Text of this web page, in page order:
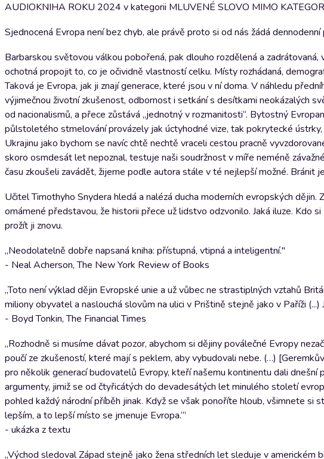
AUDIOKNIHA ROKU 2024 v kategorii MLUVENÉ SLOVO MIMO
Sjednocená Evropa není bez chyb, ale právě proto si od nás žádá dennodenní
Barbarskou světovou válkou pobořená, pak dlouho rozdělená a
ochotná propojit to, co je očividně vlastností celku. Místy rozhádaná,
Taková je Evropa, jak ji znají generace, které jsou v ní doma. V náhledu
výjimečnou životní zkušenost, odbornost i setkání s desítkami neokázalých
od nacionalismů, a přece zůstává „jednotný v rozmanitosti“. Bytostný
půlstoletého stmelování provázely jak úctyhodné vize, tak pokrytecké
Ukrajinu jako bychom se navíc chtě nechtě vraceli cestou pracně
skoro osmdesát let nepoznal, testuje naši soudržnost v míře neméně
času zkoušeli zavádět, žijeme podle autora stále v té nejlepší možné. Bránit
Učitel Timothyho Snydera hledá a nalézá ducha moderních evropských
omámené představou, že historii přece už lidstvo odzvonilo. Jaká iluze. Kdo
prožít ji znovu.
„Neodolatelně dobře napsaná kniha: přístupná, vtipná a inteligentní."
- Neal Acherson, The New York Review of Books
„Toto není výklad dějin Evropské unie a už vůbec ne strastiplných vztahů
miliony obyvatel a naslouchá slovům na ulici v Prištině stejně jako v Paříži
- Boyd Tonkin, The Financial Times
„Rozhodně si musíme dávat pozor, abychom si dějiny poválečné Evropy
poučí ze zkušeností, které mají s peklem, aby vybudovali nebe. (…)
pro několik generací budovatelů Evropy, kteří našemu kontinentu dali
argumenty, jimiž se od čtyřicátých do devadesátých let minulého století
pohled každý národní příběh jinak. Když se však ponoříte hloub, všimnete si
lepším, a to lepší místo se jmenuje Evropa.‘“
- ukázka z textu
„Východ sledoval Západ stejně jako žena středních let sleduje v